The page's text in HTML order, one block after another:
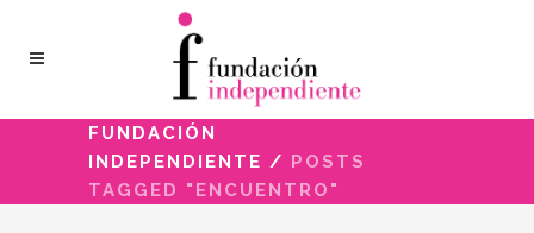
FUNDACIÓN
INDEPENDIENTE / POSTS
TAGGED "ENCUENTRO"